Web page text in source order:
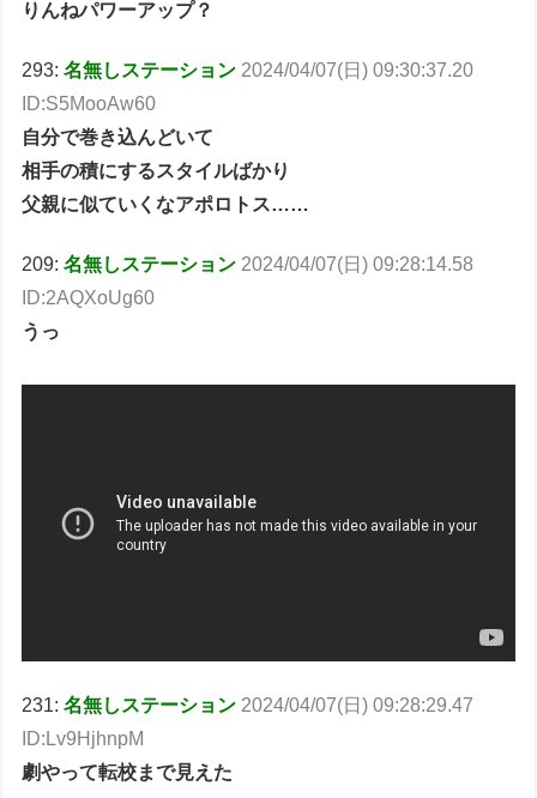
りんねパワーアップ？
293:名無しステーション 2024/04/07(日) 09:30:37.20
ID:S5MooAw60
自分で巻き込んどいて
相手の積にするスタイルばかり
父親に似ていくなアポロトス……
209:名無しステーション 2024/04/07(日) 09:28:14.58
ID:2AQXoUg60
うっ
231:名無しステーション 2024/04/07(日) 09:28:29.47
ID:Lv9HjhnpM
劇やって転校まで見えた